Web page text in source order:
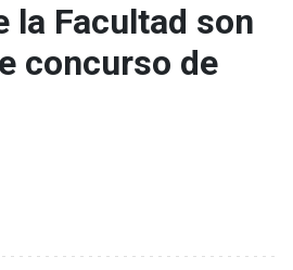
la Facultad son
concurso de